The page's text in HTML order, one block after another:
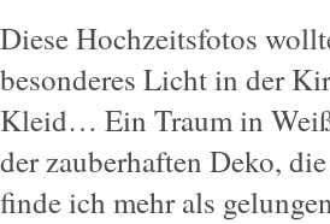
Diese Hochzeitsfotos
besonderes Licht in der
Kleid… Ein Traum in
der zauberhaften Deko,
finde ich mehr als